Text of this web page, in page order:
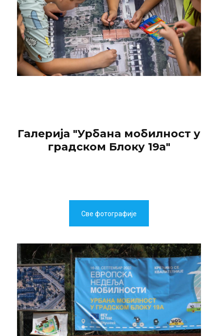
Галерија "Урбана мобилност у
градском Блоку 19а"
Све фотографије